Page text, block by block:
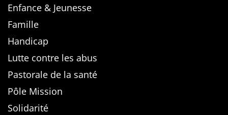
Enfance & Jeunesse
Famille
Handicap
Lutte contre les abus
Pastorale de la santé
Pôle Mission
Solidarité